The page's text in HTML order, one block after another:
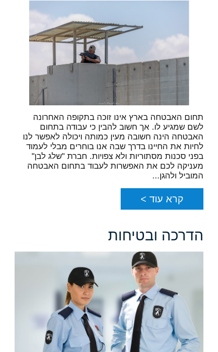
תחום האבטחה בארץ אינו זוכה בתקופה האחרונה
לשם שמגיע לו. אך חשוב להבין כי עבודה בתחום
האבטחה הינה חשובה מעין כמותה ויכולה לאפשר לנו
לחיות את החיינו בדרך שבה אנו בוחרים מבלי לעמוד
בפני סכנות מסתוריות ולא צפויות. חברת "שלג לבן"
מעניקה לכם את האפשרות לעבוד בתחום האבטחה
המוביל ולהגן...
קרא עוד >
הדרכה ובטיחות